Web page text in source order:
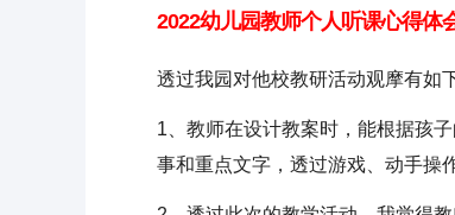
2022幼儿园教师个人听课心得体
透过我园对他校教研活动观摩有如
1、教师在设计教案时，能根据孩
事和重点文字，透过游戏、动手操